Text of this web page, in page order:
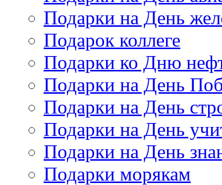
Подарки на День
Подарок коллеге
Подарки ко Дню
Подарки на День
Подарки на День
Подарки на День
Подарки на День
Подарки морякам